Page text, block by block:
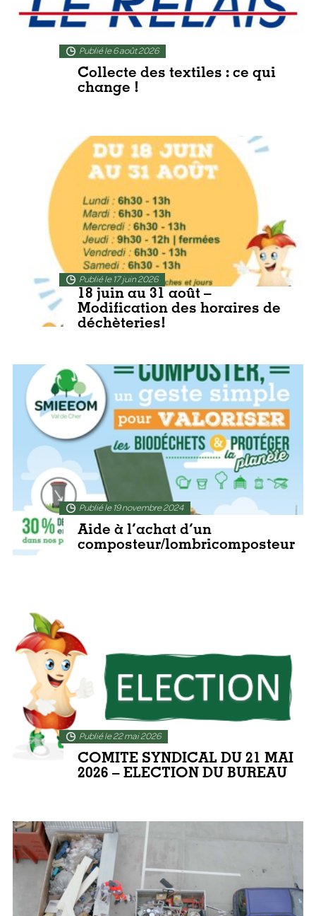
Publié le 6 août 2026
Collecte des textiles : ce qui
change !
En lire plus
Publié le 17 juin 2026
18 juin au 31 août –
Modification des horaires de
déchèteries!
En lire plus
Publié le 19 novembre 2024
Aide à l’achat d’un
composteur/lombricomposteur
Publié le 22 mai 2026
COMITE SYNDICAL DU 21 MAI
2026 – ELECTION DU BUREAU
En lire plus